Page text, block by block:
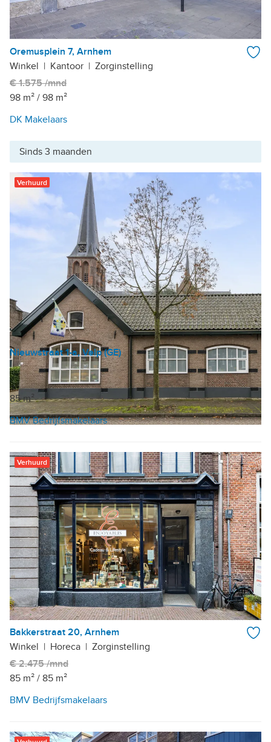
Oremusplein 7, Arnhem
Winkel | Kantoor | Zorginstelling
€ 1.575 /mnd
98 m² / 98 m²
DK Makelaars
Sinds 3 maanden
Verhuurd
Nieuwstraat 1-a, Velp (GE)
Kantoor | Zorginstelling
€ 1.393 /mnd
85 m²
BMV Bedrijfsmakelaars
Verhuurd
Bakkerstraat 20, Arnhem
Winkel | Horeca | Zorginstelling
€ 2.475 /mnd
85 m² / 85 m²
BMV Bedrijfsmakelaars